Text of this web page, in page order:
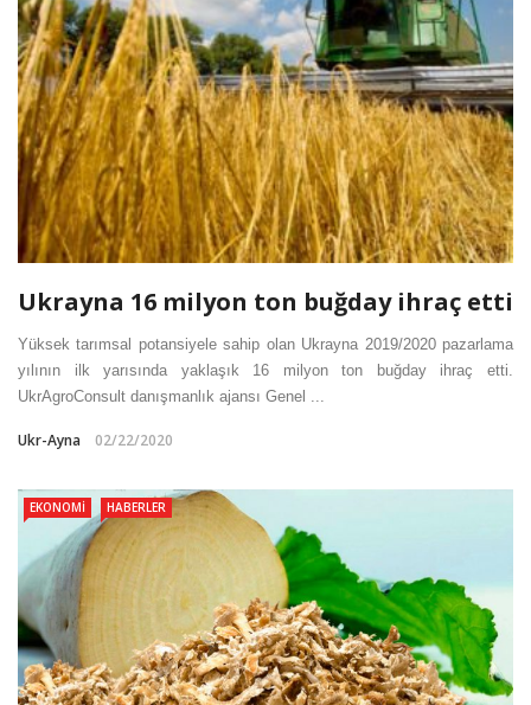
Ukrayna 16 milyon ton buğday ihraç etti
Yüksek tarımsal potansiyele sahip olan Ukrayna 2019/2020 pazarlama
yılının ilk yarısında yaklaşık 16 milyon ton buğday ihraç etti.
UkrAgroConsult danışmanlık ajansı Genel ...
Ukr-Ayna 02/22/2020
EKONOMI HABERLER